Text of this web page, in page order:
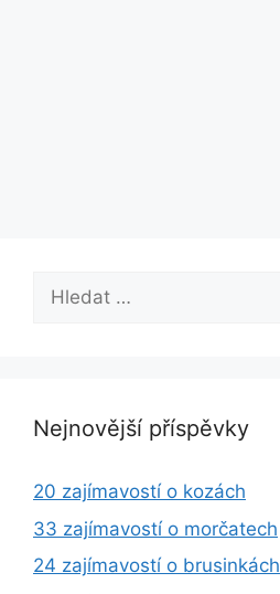
Hledat:
Nejnovější příspěvky
20 zajímavostí o kozách
33 zajímavostí o morčatech
24 zajímavostí o brusinkách